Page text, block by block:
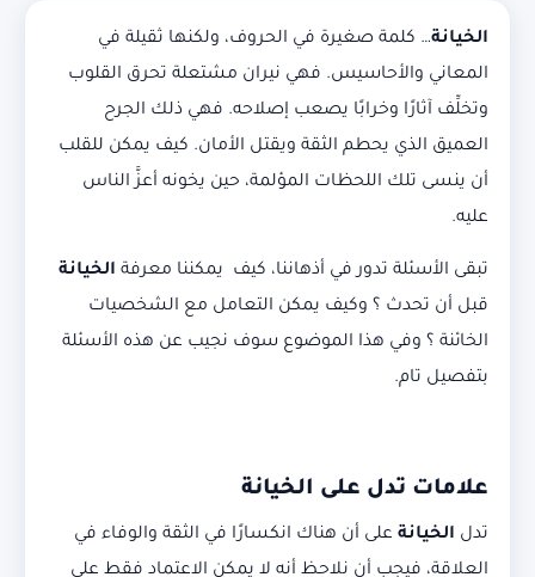
الخيانة… كلمة صغيرة في الحروف، ولكنها ثقيلة في
المعاني والأحاسيس. فهي نيران مشتعلة تحرق القلوب
وتخلِّف آثارًا وخرابًا يصعب إصلاحه. فهي ذلك الجرح
العميق الذي يحطم الثقة ويقتل الأمان. كيف يمكن للقلب
أن ينسى تلك اللحظات المؤلمة، حين يخونه أعزَّ الناس
عليه.
تبقى الأسئلة تدور في أذهاننا، كيف يمكننا معرفة الخيانة
قبل أن تحدث ؟ وكيف يمكن التعامل مع الشخصيات
الخائنة ؟ وفي هذا الموضوع سوف نجيب عن هذه الأسئلة
بتفصيل تام.
علامات تدل على الخيانة
تدل الخيانة على أن هناك انكسارًا في الثقة والوفاء في
العلاقة، فيجب أن نلاحظ أنه لا يمكن الاعتماد فقط على